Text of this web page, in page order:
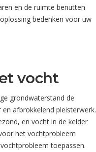
en de ruimte benutten
bedenken voor uw
vocht
grondwaterstand de
afbrokkelend pleisterwerk.
en vocht in de kelder
het vochtprobleem
toepassen.